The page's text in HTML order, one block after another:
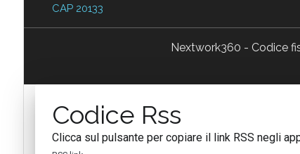
CAP 20133
Nextwork360 - Codice
Codice Rss
Clicca sul pulsante per copiare il link RSS negli